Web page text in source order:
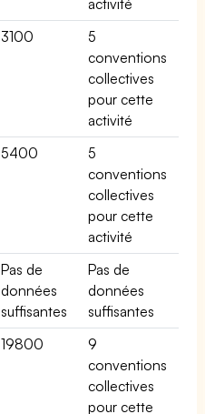
3100
5
conventions
collectives
pour cette
activité
5400
5
conventions
collectives
pour cette
activité
Pas de
données
suffisantes
Pas de
données
suffisantes
19800
9
conventions
collectives
pour cette